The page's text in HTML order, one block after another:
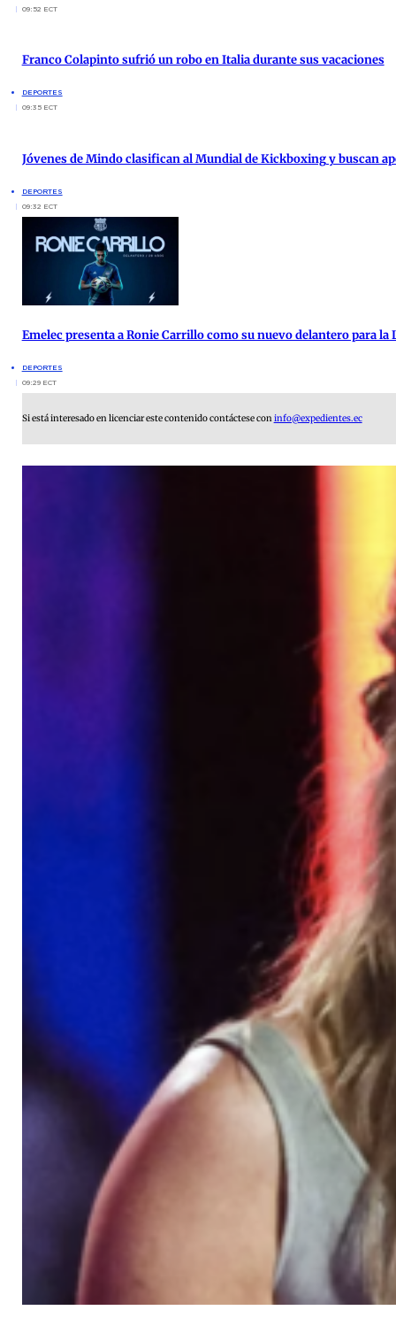
09:52 ECT
Franco Colapinto sufrió un robo en Italia durante sus vacaciones
DEPORTES
09:35 ECT
Jóvenes de Mindo clasifican al Mundial de Kickboxing y buscan
DEPORTES
09:32 ECT
Emelec presenta a Ronie Carrillo como su nuevo delantero para la
DEPORTES
09:29 ECT
Si está interesado en licenciar este contenido contáctese coninfo@expedientes.ec